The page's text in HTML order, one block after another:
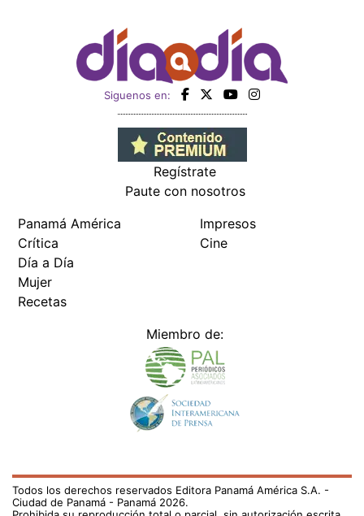
Siguenos en:
Regístrate
Paute con nosotros
Panamá América
Crítica
Día a Día
Mujer
Recetas
Impresos
Cine
Miembro de:
Todos los derechos reservados Editora Panamá América S.A. -
Ciudad de Panamá - Panamá 2026.